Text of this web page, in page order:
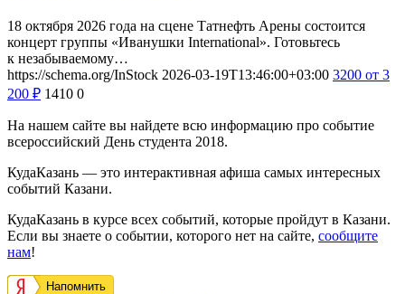
18 октября 2026 года на сцене Татнефть Арены состоится
концерт группы «Иванушки International». Готовьтесь
к незабываемому…
https://schema.org/InStock 2026-03-19T13:46:00+03:00 3200 от 3
200 ₽ 1410 0
На нашем сайте вы найдете всю информацию про событие
всероссийский День студента 2018.
КудаКазань — это интерактивная афиша самых интересных
событий Казани.
КудаКазань в курсе всех событий, которые пройдут в Казани.
Если вы знаете о событии, которого нет на сайте, сообщите
нам!
Напомнить